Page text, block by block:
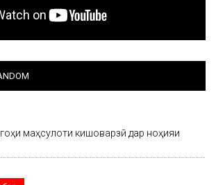
маҳсулоти кишоварзӣ дар ноҳияи